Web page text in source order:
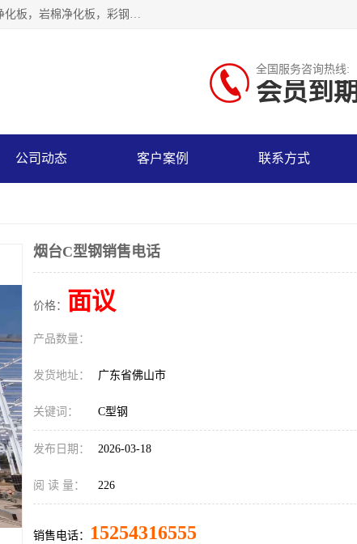
山东中汇彩钢有限公司专业从事聚氨酯封边岩棉板、岩棉板的生产制造，主要产品有：净化板，手工净化板，岩棉净化板，彩钢板，聚氨酯封边岩棉复合板，聚氨酯封边岩棉夹芯板。
全国服务咨询热线:
会员到期
公司动态 客户案例 联系方式
烟台C型钢销售电话
价格： 面议
产品数量：
发货地址： 广东省佛山市
关键词： C型钢
发布日期： 2026-03-18
阅 读 量： 226
销售电话： 15254316555